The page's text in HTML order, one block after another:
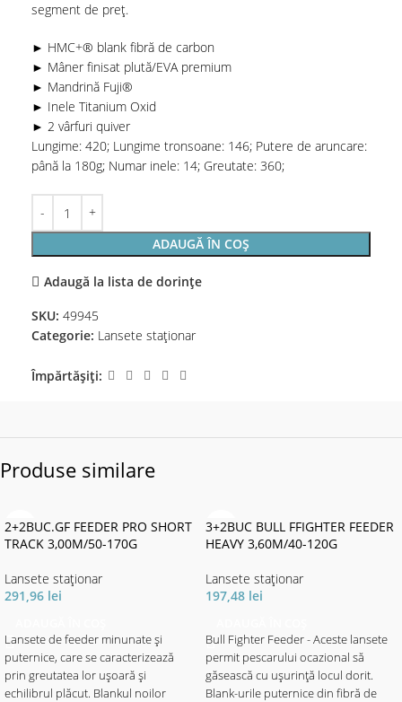
segment de preț.
► HMC+® blank fibră de carbon
► Mâner finisat plută/EVA premium
► Mandrină Fuji®
► Inele Titanium Oxid
► 2 vârfuri quiver
Lungime: 420; Lungime tronsoane: 146; Putere de aruncare:
până la 180g; Numar inele: 14; Greutate: 360;
ADAUGĂ ÎN COȘ
Adaugă la lista de dorințe
SKU: 49945
Categorie: Lansete staţionar
Împărtășiți:
Produse similare
2+2BUC.GF FEEDER PRO SHORT
TRACK 3,00M/50-170G
Lansete staţionar
291,96 lei
Lansete de feeder minunate și
puternice, care se caracterizează
prin greutatea lor ușoară și
echilibrul plăcut. Blankul noilor
3+2BUC BULL FFIGHTER FEEDER
HEAVY 3,60M/40-120G
Lansete staţionar
197,48 lei
Bull Fighter Feeder - Aceste lansete
permit pescarului ocazional să
găsească cu ușurință locul dorit.
Blank-urile puternice din fibră de